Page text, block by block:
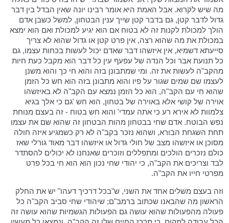
מה שיש לקרוא. אבל האמת היא אומר רבינו יונה שאין הבדל בין דבר
גדול לדבר קטן, גם בדבר קטן שייך ענין הבטחון, למשל כשבן אדם
הולך למכולת לקנות זה לא בטוח אם הוא יגיע למכולת ואם הוא ימצא
במכולת את מה שהוא רצה, אין פרט קטן או גדול שהוא לא צריך
סייעתא דשמיא, אין איזשהו דבר שאדם יכול לעשות בכחות עצמו, גם
כל תנועת אבר וכל הנדה של עפעף עין כל דבר הוא מקבל כעת חיות
מהקב"ה לעשות את זה. ומי שמתבונן בזה והוא חי כך והוא משנן
לעצמו שם שמים שגור על פיו והוא מתבונן בזה הוא חש כל הזמן
שהוא חי עם הקב"ה, הוא כל הזמן נמצא עם הקב"ה לא באיזשהו
אוירה של קושי אלא באוירה של בטחון, הוא חש 'גם כי אלך בגיא
צלמוות לא אירא רע כי אתה עמדי' והוא חש בטוח - זה בעצם מנוחת
נפש הבוטח. אדם שחי בבטחון מהות הבטחון זה שהוא שם את עצמו
תחת השגחת הבורא, ושהוא נזכר בקב"ה לא רק כשמגיע איזה חולה
מסוכן או איזשהו מצב של חולי גדול או איזשהו דבר מאוד גורלי שאז
כולם נזכרים הולכים ומתפללים וזוכרים שאנחנו לא יכולים להסתדר
לבד וצריכים את הקב"ה, כי יהודי שחי נכון הוא הוא חי בכל פרט
מפרטי חייו את הקב"ה.
וזה בעצם משלים אחד את השני, ש"בכל דרכיך דעהו" יש את החלק
הראשון מה שהבאנו שכתוב ברמב"ם; שיהודי שחי סביב הקב"ה כל
פעולה מהפעולות שהוא עושה גם הפעולות הגשמיות שהוא עושה זה